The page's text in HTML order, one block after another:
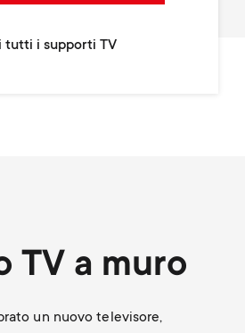
tutti i supporti TV
TV a muro
un nuovo televisore,